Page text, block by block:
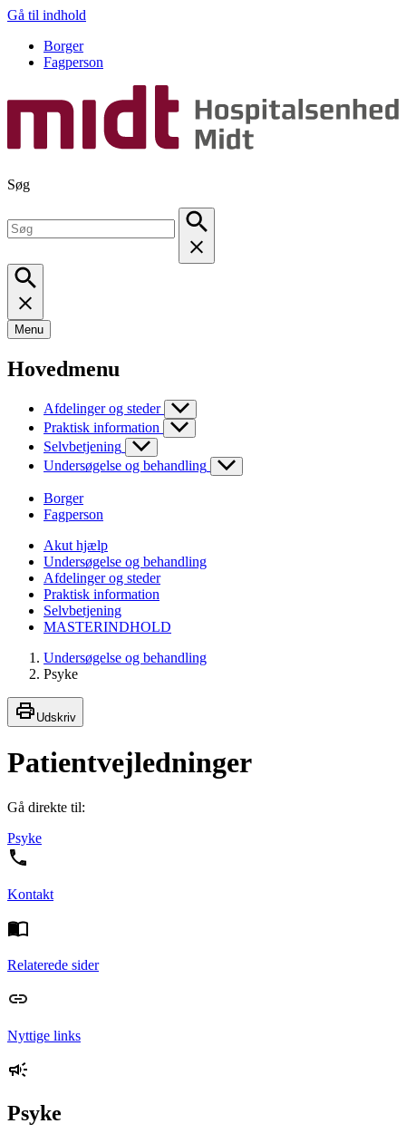
Gå til indhold
Borger
Fagperson
Søg
Menu
Hovedmenu
Afdelinger og steder
Praktisk information
Selvbetjening
Undersøgelse og behandling
Borger
Fagperson
Akut hjælp
Undersøgelse og behandling
Afdelinger og steder
Praktisk information
Selvbetjening
MASTERINDHOLD
Undersøgelse og behandling
Psyke
Udskriv
Patientvejledninger
Gå direkte til:
Psyke
Kontakt
Relaterede sider
Nyttige links
Psyke